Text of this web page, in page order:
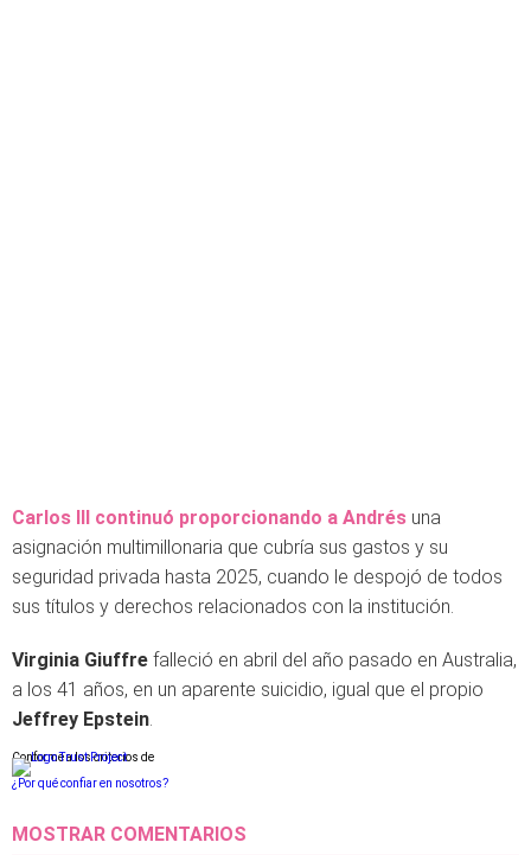
Carlos III continuó proporcionando a Andrés una
asignación multimillonaria que cubría sus gastos y su
seguridad privada hasta 2025, cuando le despojó de todos
sus títulos y derechos relacionados con la institución.
Virginia Giuffre falleció en abril del año pasado en Australia,
a los 41 años, en un aparente suicidio, igual que el propio
Jeffrey Epstein.
Conforme a los criterios de
¿Por qué confiar en nosotros?
MOSTRAR COMENTARIOS